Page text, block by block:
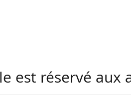
réalise la fréquentation
est réservé aux